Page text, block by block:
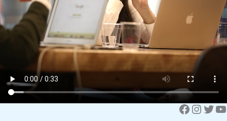
Facebook Instagram Twitter YouTube